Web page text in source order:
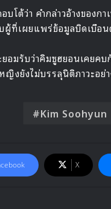
ต้ว่า คำกล่าวอ้างของกา
ผู้ที่เผยแพร่ข้อมูลบิดเบือ
อมรับว่าคิมซูฮยอนเคย
ญิงยังไม่บรรลุนิติภาวะอ
Kim Soohyun
X